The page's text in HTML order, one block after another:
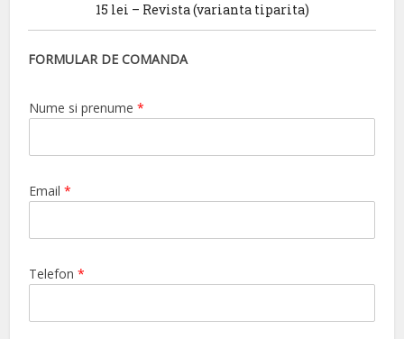
15 lei – Revista (varianta tiparita)
FORMULAR DE COMANDA
Nume si prenume*
Email*
Telefon*